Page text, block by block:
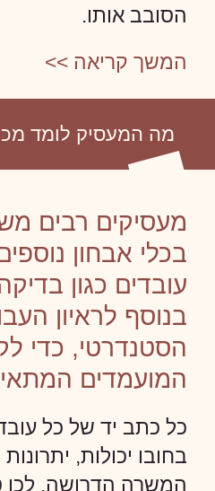
הסובב אותו.
המשך קריאה >>
מה המעסיק לומד
מעסיקים רבים
בכלי אבחון
עובדים כגון
בנוסף לראיון
הסטנדרטי, כדי
המועמדים
כל כתב יד של כל
בחובו יכולות,
המשרה הדרושה. לכן